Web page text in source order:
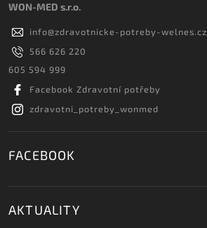
WON-MED s.r.o.
info@zdravotnicke-potreby-welnes.cz
566 626 220
605 594 999
Facebook Zdravotní potřeby
zdravotni_potreby_wonmed
FACEBOOK
AKTUALITY